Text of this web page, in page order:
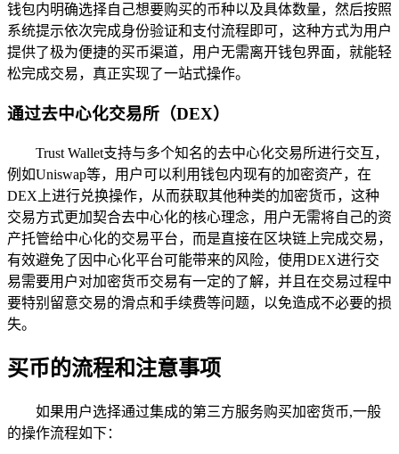
钱包内明确选择自己想要购买的币种以及具体数量，然后按照
系统提示依次完成身份验证和支付流程即可，这种方式为用户
提供了极为便捷的买币渠道，用户无需离开钱包界面，就能轻
松完成交易，真正实现了一站式操作。
通过去中心化交易所（DEX）
Trust Wallet支持与多个知名的去中心化交易所进行交互，
例如Uniswap等，用户可以利用钱包内现有的加密资产，在
DEX上进行兑换操作，从而获取其他种类的加密货币，这种
交易方式更加契合去中心化的核心理念，用户无需将自己的资
产托管给中心化的交易平台，而是直接在区块链上完成交易，
有效避免了因中心化平台可能带来的风险，使用DEX进行交
易需要用户对加密货币交易有一定的了解，并且在交易过程中
要特别留意交易的滑点和手续费等问题，以免造成不必要的损
失。
买币的流程和注意事项
如果用户选择通过集成的第三方服务购买加密货币,一般
的操作流程如下：